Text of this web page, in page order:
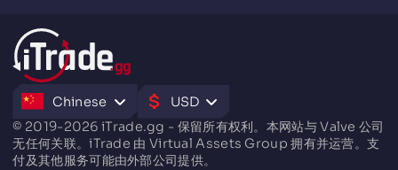
Chinese
USD
© 2019-2026 iTrade.gg - 保留所有权利。本网站与 Valve 公司
无任何关联。iTrade 由 Virtual Assets Group 拥有并运营。支
付及其他服务可能由外部公司提供。